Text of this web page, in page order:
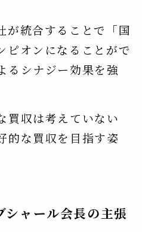
が統合することで「国
ピオンになることがで
るシナジー効果を強
買収は考えていない
的な買収を目指す姿
シャール会長の主張